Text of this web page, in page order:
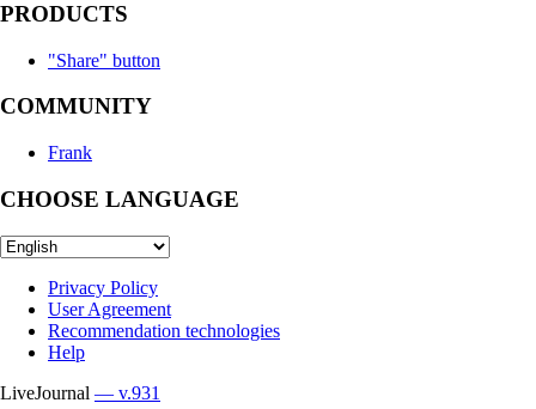
PRODUCTS
"Share" button
COMMUNITY
Frank
CHOOSE LANGUAGE
Privacy Policy
User Agreement
Recommendation technologies
Help
LiveJournal — v.931